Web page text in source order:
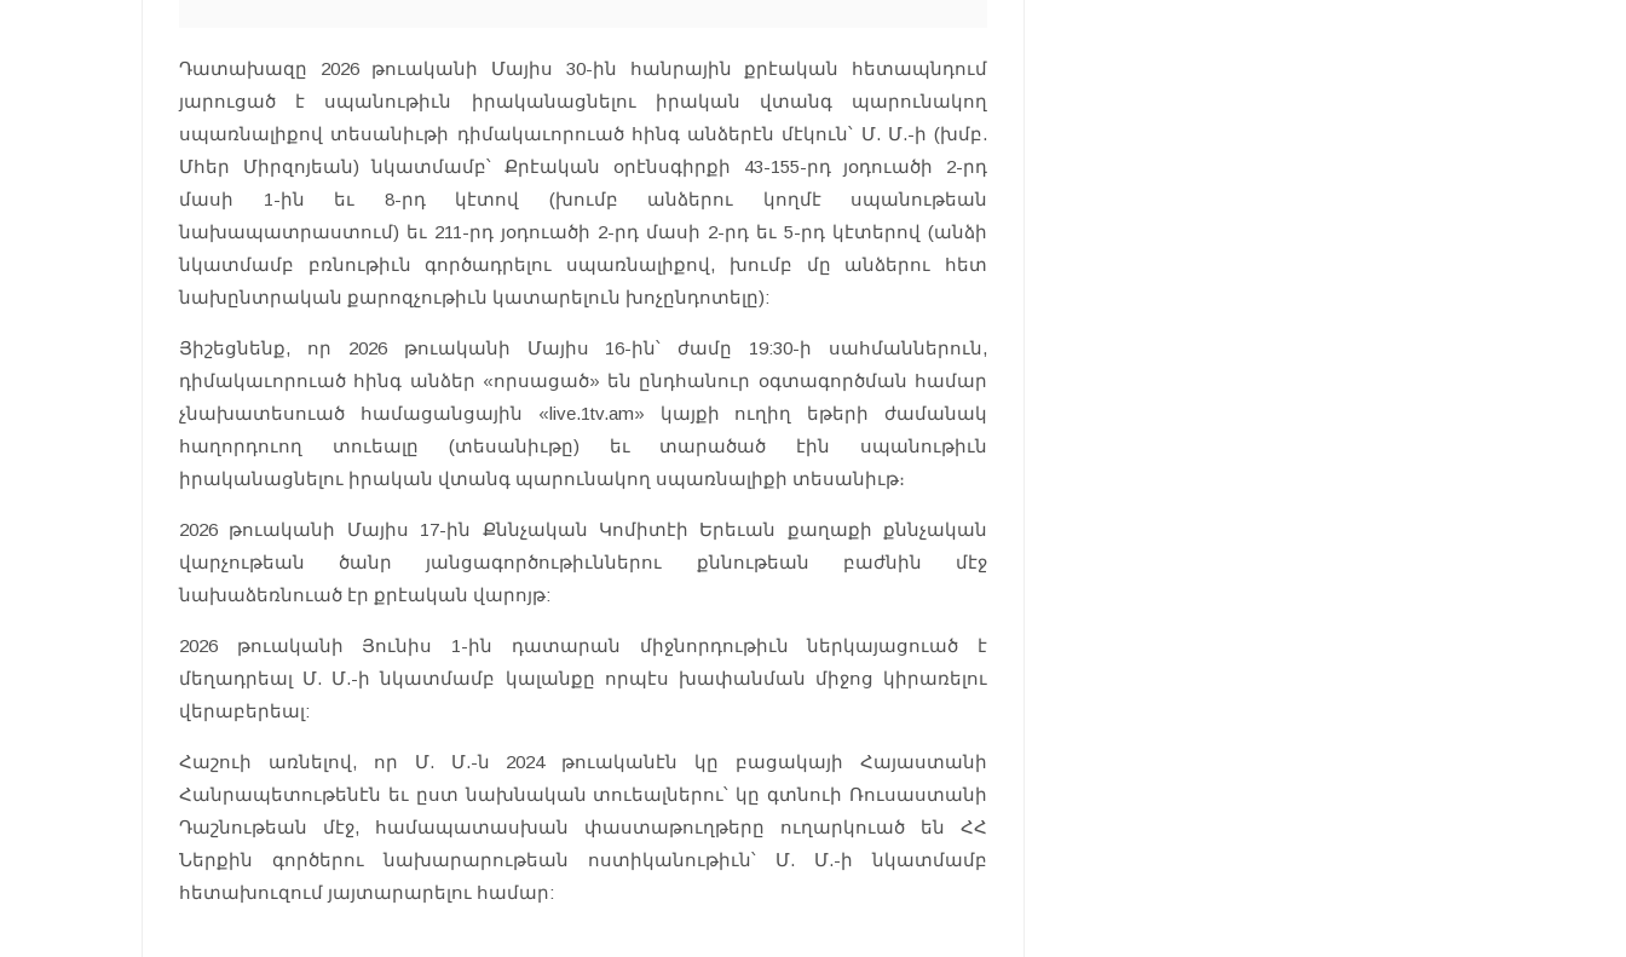
Դատախազը 2026 թուականի Մայիս 30-ին հանրային քրէական հետապնդում
յարուցած է սպանութիւն իրականացնելու իրական վտանգ պարունակող
սպառնալիքով տեսանիւթի դիմակաւորուած հինգ անձերէն մէկուն՝ Մ. Մ.-ի (խմբ.
Մհեր Միրզոյեան) նկատմամբ՝ Քրէական օրէնսգիրքի 43-155-րդ յօդուածի 2-րդ
մասի 1-ին եւ 8-րդ կէտով (խումբ անձերու կողմէ սպանութեան
նախապատրաստում) եւ 211-րդ յօդուածի 2-րդ մասի 2-րդ եւ 5-րդ կէտերով (անձի
նկատմամբ բռնութիւն գործադրելու սպառնալիքով, խումբ մը անձերու հետ
նախընտրական քարոզչութիւն կատարելուն խոչընդոտելը):
Յիշեցնենք, որ 2026 թուականի Մայիս 16-ին՝ ժամը 19:30-ի սահմաններուն,
դիմակաւորուած հինգ անձեր «որսացած» են ընդհանուր օգտագործման համար
չնախատեսուած համացանցային «live.1tv.am» կայքի ուղիղ եթերի ժամանակ
հաղորդուող տուեալը (տեսանիւթը) եւ տարածած էին սպանութիւն
իրականացնելու իրական վտանգ պարունակող սպառնալիքի տեսանիւթ։
2026 թուականի Մայիս 17-ին Քննչական Կոմիտէի Երեւան քաղաքի քննչական
վարչութեան ծանր յանցագործութիւններու քննութեան բաժնին մէջ
նախաձեռնուած էր քրէական վարոյթ:
2026 թուականի Յունիս 1-ին դատարան միջնորդութիւն ներկայացուած է
մեղադրեալ Մ. Մ.-ի նկատմամբ կալանքը որպէս խափանման միջոց կիրառելու
վերաբերեալ:
Հաշուի առնելով, որ Մ. Մ.-ն 2024 թուականէն կը բացակայի Հայաստանի
Հանրապետութենէն եւ ըստ նախնական տուեալներու՝ կը գտնուի Ռուսաստանի
Դաշնութեան մէջ, համապատասխան փաստաթուղթերը ուղարկուած են ՀՀ
Ներքին գործերու նախարարութեան ոստիկանութիւն՝ Մ. Մ.-ի նկատմամբ
հետախուզում յայտարարելու համար: